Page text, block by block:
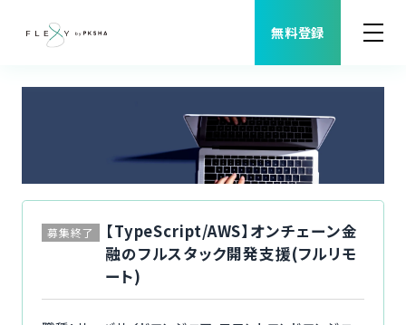
無料登録
職種から案件を探す
よくある質問
福利厚生
募集終了
【TypeScript/AWS】オンチェーン金
融のフルスタック開発支援(フルリモ
ート)